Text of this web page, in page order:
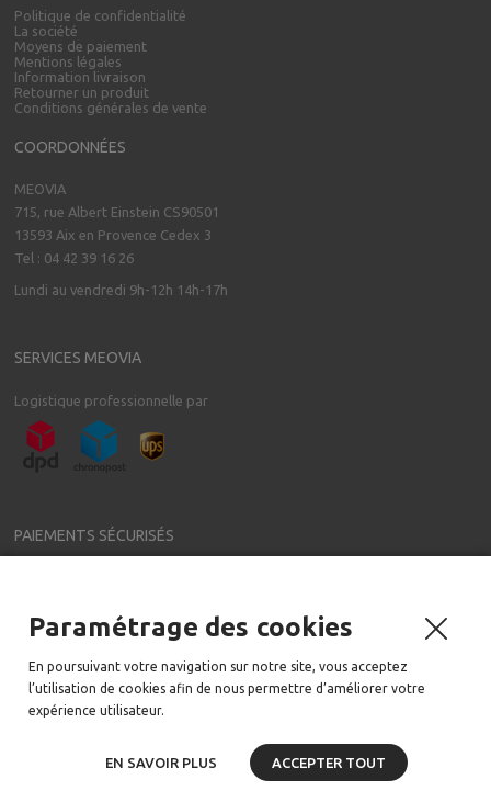
Politique de confidentialité
La société
Moyens de paiement
Mentions légales
Information livraison
Retourner un produit
Conditions générales de vente
COORDONNÉES
MEOVIA
715, rue Albert Einstein CS90501
13593 Aix en Provence Cedex 3
Tel : 04 42 39 16 26
Lundi au vendredi 9h-12h 14h-17h
SERVICES MEOVIA
Logistique professionnelle par
PAIEMENTS SÉCURISÉS
NEWSLETTER
Meovia a régulièrement de nouveaux accessoires pour votre voiture
Email:
Paramétrage des cookies
En poursuivant votre navigation sur notre site, vous acceptez
l’utilisation de cookies afin de nous permettre d’améliorer votre
expérience utilisateur.
EN SAVOIR PLUS ACCEPTER TOUT